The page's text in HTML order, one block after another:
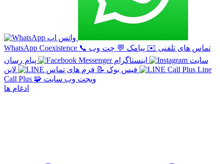
WhatsApp Coexistence 📞 تماس های تلفنی ✉️ پیامک 💬 چت وب
سایت
اینستاگرام
پیام رسان
فیس بوک 📝 فرم های تماس
Line
Call Plus 🧩 ویجت وب سایت
ادغام ها